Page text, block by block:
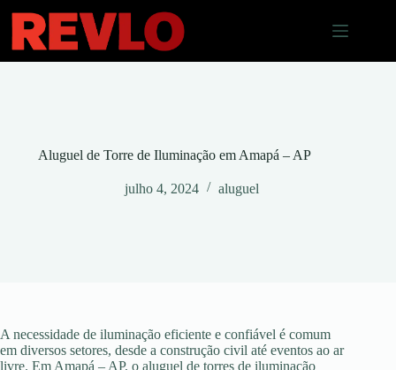
para
conteúdo
Aluguel de Torre de Iluminação em Amapá – AP
julho 4, 2024 aluguel
A necessidade de iluminação eficiente e confiável é comum
em diversos setores, desde a construção civil até eventos ao ar
livre. Em Amapá – AP, o aluguel de torres de iluminação